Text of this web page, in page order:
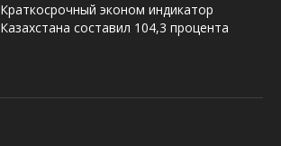
Краткосрочный эконом индикатор
Казахстана составил 104,3 процента